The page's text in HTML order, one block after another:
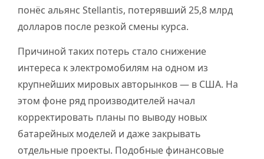
понёс альянс Stellantis, потерявший 25,8 млрд
долларов после резкой смены курса.
Причиной таких потерь стало снижение
интереса к электромобилям на одном из
крупнейших мировых авторынков — в США. На
этом фоне ряд производителей начал
корректировать планы по выводу новых
батарейных моделей и даже закрывать
отдельные проекты. Подобные финансовые